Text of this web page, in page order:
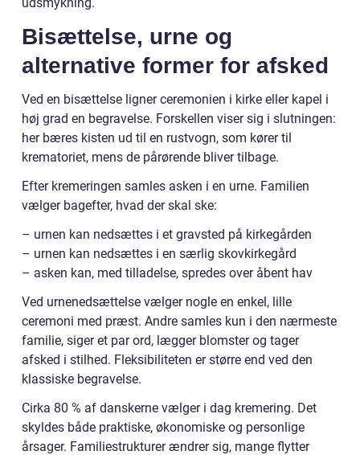
Bisættelse, urne og
alternative former for afsked
Ved en bisættelse ligner ceremonien i kirke eller kapel i
høj grad en begravelse. Forskellen viser sig i slutningen:
her bæres kisten ud til en rustvogn, som kører til
krematoriet, mens de pårørende bliver tilbage.
Efter kremeringen samles asken i en urne. Familien
vælger bagefter, hvad der skal ske:
– urnen kan nedsættes i et gravsted på kirkegården
– urnen kan nedsættes i en særlig skovkirkegård
– asken kan, med tilladelse, spredes over åbent hav
Ved urnenedsættelse vælger nogle en enkel, lille
ceremoni med præst. Andre samles kun i den nærmeste
familie, siger et par ord, lægger blomster og tager
afsked i stilhed. Fleksibiliteten er større end ved den
klassiske begravelse.
Cirka 80 % af danskerne vælger i dag kremering. Det
skyldes både praktiske, økonomiske og personlige
årsager. Familiestrukturer ændrer sig, mange flytter